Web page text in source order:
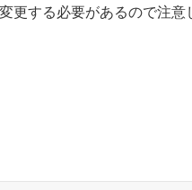
更する必要があるので注意